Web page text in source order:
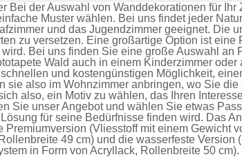
Bei der Auswahl von Wanddekorationen für
Muster wählen. Bei uns findet jeder
und das Jugendzimmer geeignet. Die
zu versetzen. Eine großartige Option ist eine
Bei uns finden Sie eine große Auswahl an
Wald auch in einem Kinderzimmer oder
und kostengünstigen Möglichkeit,
sie also im Wohnzimmer anbringen, wo Sie
also, ein Motiv zu wählen, das Ihren
Sie unser Angebot und wählen Sie etwas
für seine Bedürfnisse finden wird. Das
Premiumversion (Vliesstoff mit einem Gewicht
49 cm) und die wasserfeste Version
in Form von Acryllack, Rollenbreite 50 cm).